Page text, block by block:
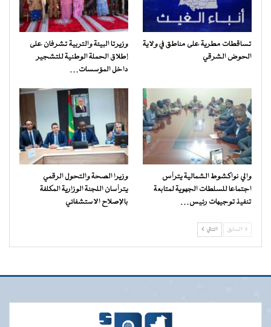
تساقطات مطرية على مناطق في ولاية
الحوض الشرقي
وزيرتا البيئة والتربية تشرفان على
إطلاق الحملة الوطنية للتشجير
داخل المؤسسات…
والي نواكشوط الشمالية يترأس
اجتماعا للسلطات الجهوية لمتابعة
تنفيذ توجيهات رئيس…
وزيرا الصحة والتحول الرقمي
يترأسان اللجنة الوزارية المكلفة
بالإصلاح الاستشفائي
السابق التالي